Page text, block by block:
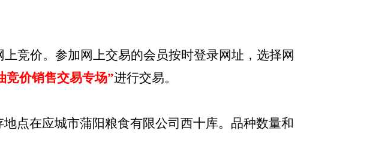
竞价。参加网上交易的会员按时登录网址 ，选择网
竞价销售交易专场”进行交易。
点在应城市蒲阳粮食有限公司西十库。品种数量和